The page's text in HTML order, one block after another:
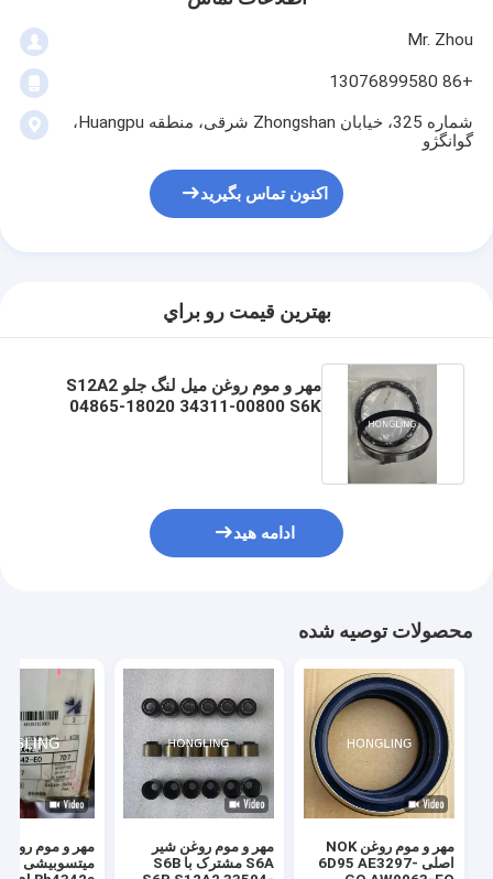
Mr. Zhou
+86 13076899580
شماره 325، خیابان Zhongshan شرقی، منطقه Huangpu،
گوانگژو
اکنون تماس بگیرید
بهترين قيمت رو براي
مهر و موم روغن میل لنگ جلو S12A2
04865-18020 34311-00800 S6K
ادامه هید
محصولات توصیه شده
مهر و موم روغن NOK
اصلی 6D95 AE3297-
مهر و موم روغن شیر
S6A مشترک با S6B
مهر و موم